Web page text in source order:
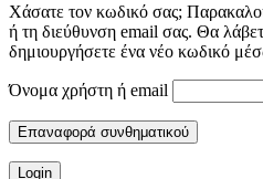
Χάσατε τον κωδικό σας;
ή τη διεύθυνση email σας. Θα
δημιουργήσετε ένα νέο κωδικό
Όνομα χρήστη ή email
Επαναφορά συνθηματικού
Login